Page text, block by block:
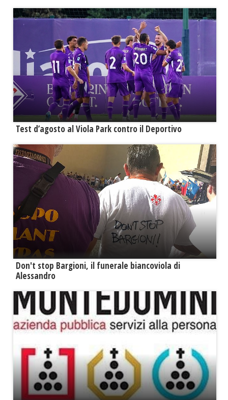
Test d’agosto al Viola Park contro il Deportivo
Don't stop Bargioni, il funerale biancoviola di
Alessandro